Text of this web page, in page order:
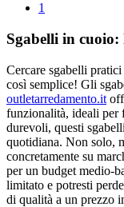
1
Sgabelli in cuoio:
Cercare sgabelli
così semplice! Gli
outletarredamento.it
funzionalità, ideali per
durevoli, questi
quotidiana. Non solo,
concretamente su
per un budget medio-
limitato e potresti
di qualità a un prezzo